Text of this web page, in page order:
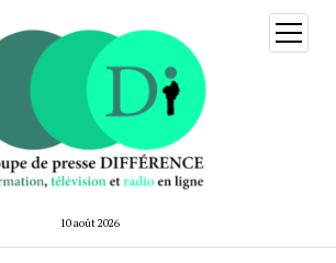
10 août 2026
ouvrir
menu